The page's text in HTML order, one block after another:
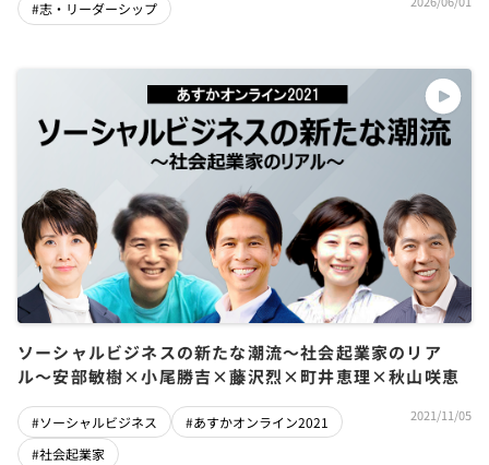
#志・リーダーシップ
ソーシャルビジネスの新たな潮流〜社会起業家のリア
ル〜安部敏樹×小尾勝吉×藤沢烈×町井恵理×秋山咲恵
#ソーシャルビジネス
#あすかオンライン2021
#社会起業家
2021/11/05